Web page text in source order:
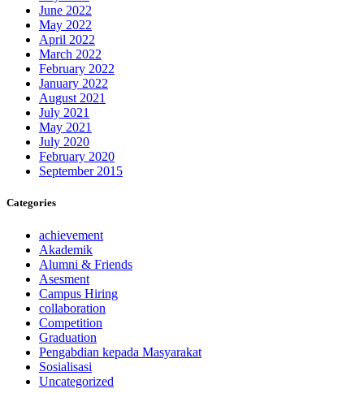
June 2022
May 2022
April 2022
March 2022
February 2022
January 2022
August 2021
July 2021
May 2021
July 2020
February 2020
September 2015
Categories
achievement
Akademik
Alumni & Friends
Asesment
Campus Hiring
collaboration
Competition
Graduation
Pengabdian kepada Masyarakat
Sosialisasi
Uncategorized